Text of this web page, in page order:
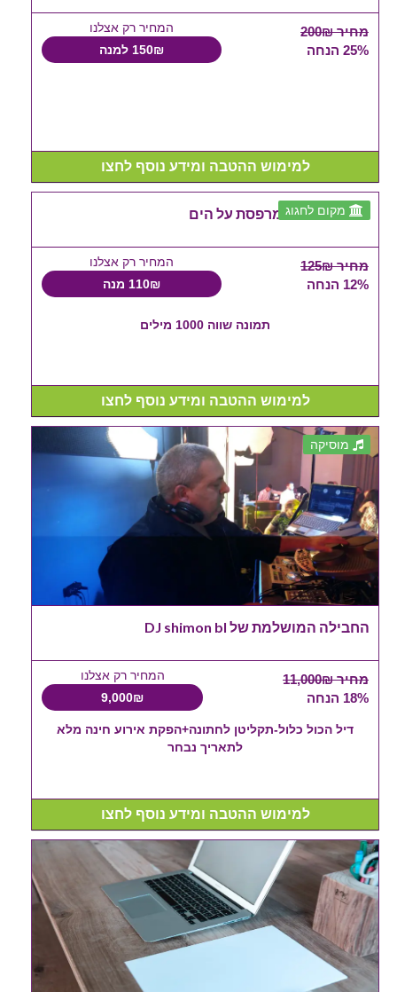
מחיר 200₪
25% הנחה
המחיר רק אצלנו
150₪ למנה
למימוש ההטבה ומידע נוסף לחצו
מקום לחגוג
ברית צהרים במרפסת על הים
מחיר 125₪
12% הנחה
המחיר רק אצלנו
110₪ מנה
תמונה שווה 1000 מילים
למימוש ההטבה ומידע נוסף לחצו
מוסיקה
החבילה המושלמת של DJ shimon bl
מחיר 11,000₪
18% הנחה
המחיר רק אצלנו
9,000₪
דיל הכול כלול-תקליטן לחתונה+הפקת אירוע חינה מלא
לתאריך נבחר
למימוש ההטבה ומידע נוסף לחצו